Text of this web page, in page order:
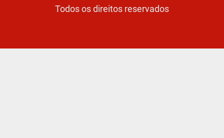
Todos os direitos reservados